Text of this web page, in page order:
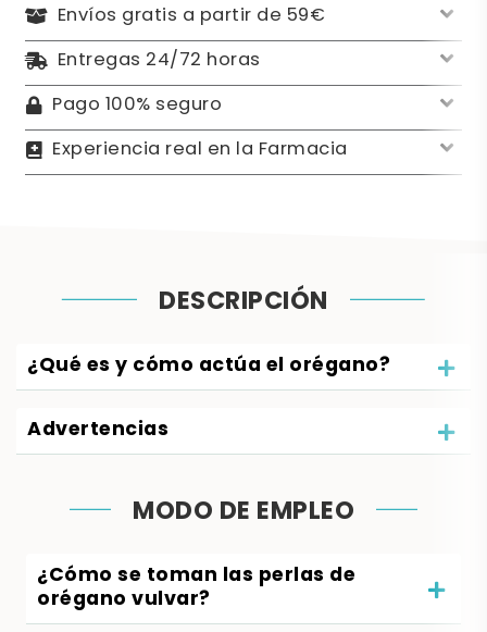
Envíos gratis a partir de 59€
Entregas 24/72 horas
Pago 100% seguro
Experiencia real en la Farmacia
DESCRIPCIÓN
¿Qué es y cómo actúa el orégano?
Advertencias
MODO DE EMPLEO
¿Cómo se toman las perlas de
orégano vulvar?